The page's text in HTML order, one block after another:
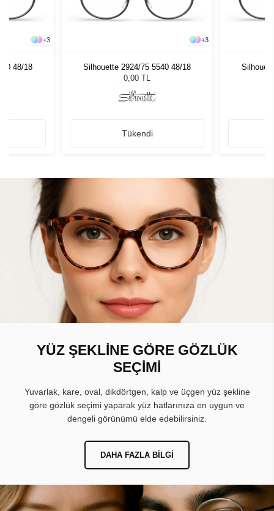
+3
48/18
+3
Silhouette 2924/75 5540 48/18
0,00 TL
Tükendi
YÜZ ŞEKLİNE GÖRE GÖZLÜK
SEÇİMİ
Yuvarlak, kare, oval, dikdörtgen, kalp ve üçgen yüz şekline
göre gözlük seçimi yaparak yüz hatlarınıza en uygun ve
dengeli görünümü elde edebilirsiniz.
DAHA FAZLA BILGI